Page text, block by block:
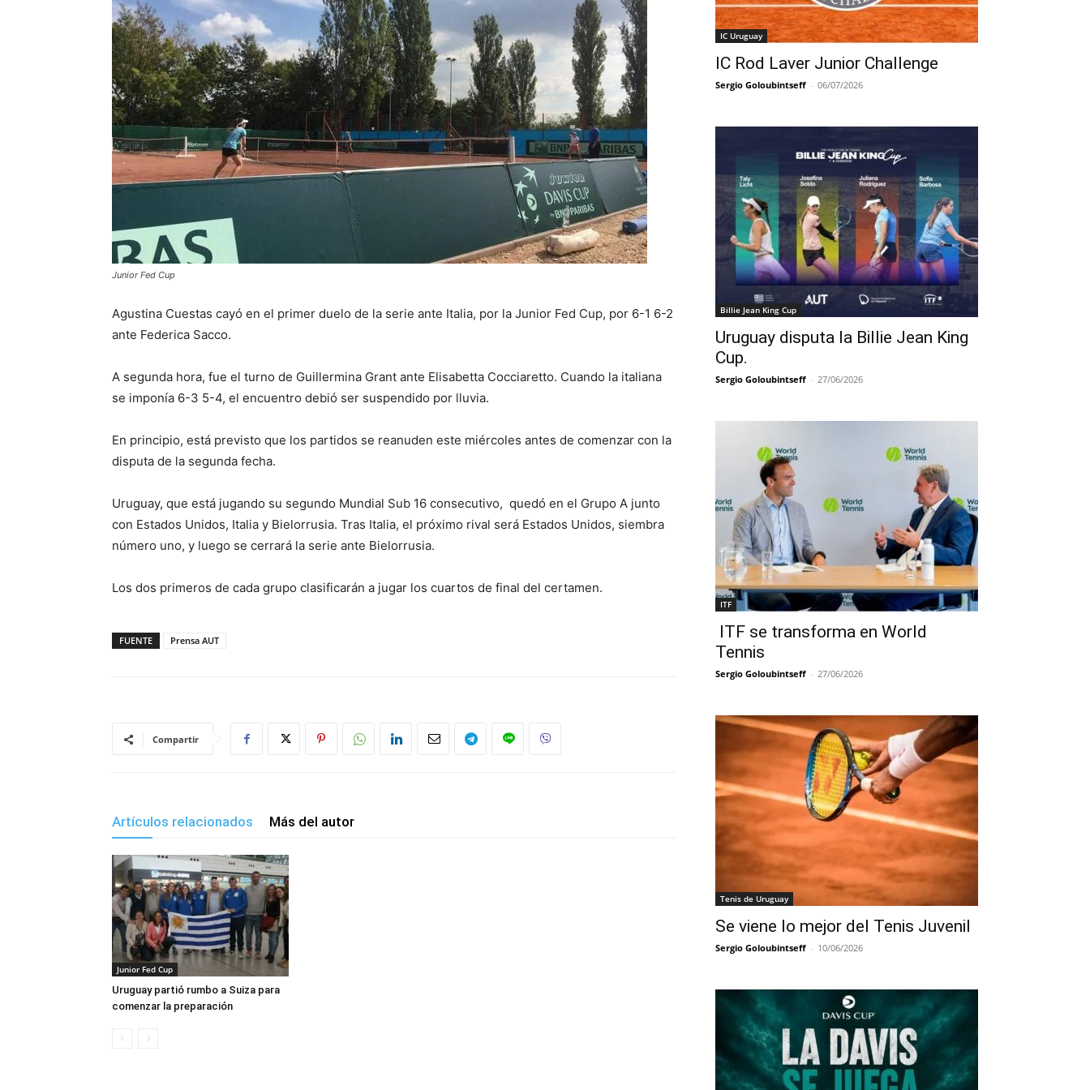
Junior Fed Cup
Agustina Cuestas cayó en el primer duelo de la serie ante Italia, por la Junior Fed Cup, por 6-1 6-2
ante Federica Sacco.
A segunda hora, fue el turno de Guillermina Grant ante Elisabetta Cocciaretto. Cuando la italiana
se imponía 6-3 5-4, el encuentro debió ser suspendido por lluvia.
En principio, está previsto que los partidos se reanuden este miércoles antes de comenzar con la
disputa de la segunda fecha.
Uruguay, que está jugando su segundo Mundial Sub 16 consecutivo, quedó en el Grupo A junto
con Estados Unidos, Italia y Bielorrusia. Tras Italia, el próximo rival será Estados Unidos, siembra
número uno, y luego se cerrará la serie ante Bielorrusia.
Los dos primeros de cada grupo clasificarán a jugar los cuartos de final del certamen.
FUENTE Prensa AUT
Compartir
Artículos relacionados Más del autor
Junior Fed Cup
Uruguay partió rumbo a Suiza para
comenzar la preparación
IC Uruguay
IC Rod Laver Junior Challenge
Sergio Goloubintseff - 06/07/2026
Billie Jean King Cup
Uruguay disputa la Billie Jean King
Cup.
Sergio Goloubintseff - 27/06/2026
ITF
ITF se transforma en World
Tennis
Sergio Goloubintseff - 27/06/2026
Tenis de Uruguay
Se viene lo mejor del Tenis Juvenil
Sergio Goloubintseff - 10/06/2026